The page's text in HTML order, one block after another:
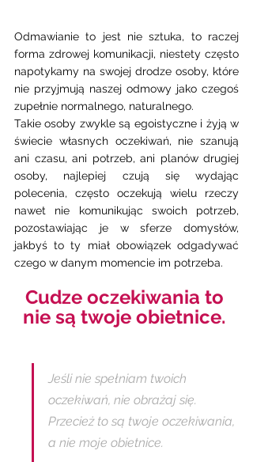
Odmawianie to jest nie sztuka, to raczej
forma zdrowej komunikacji, niestety często
napotykamy na swojej drodze osoby, które
nie przyjmują naszej odmowy jako czegoś
zupełnie normalnego, naturalnego.
Takie osoby zwykle są egoistyczne i żyją w
świecie własnych oczekiwań, nie szanują
ani czasu, ani potrzeb, ani planów drugiej
osoby, najlepiej czują się wydając
polecenia, często oczekują wielu rzeczy
nawet nie komunikując swoich potrzeb,
pozostawiając je w sferze domysłów,
jakbyś to ty miał obowiązek odgadywać
czego w danym momencie im potrzeba.
Cudze oczekiwania to
nie są twoje obietnice.
Jeśli nie spełniam twoich
oczekiwań, nie obrażaj się.
Przecież to są twoje oczekiwania,
a nie moje obietnice.